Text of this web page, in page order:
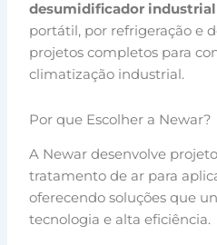
desumidificador
portátil, por refrigeração e
projetos completos para
climatização industrial.
Por que Escolher a Newar?
A Newar desenvolve
tratamento de ar para
oferecendo soluções que
tecnologia e alta eficiência.